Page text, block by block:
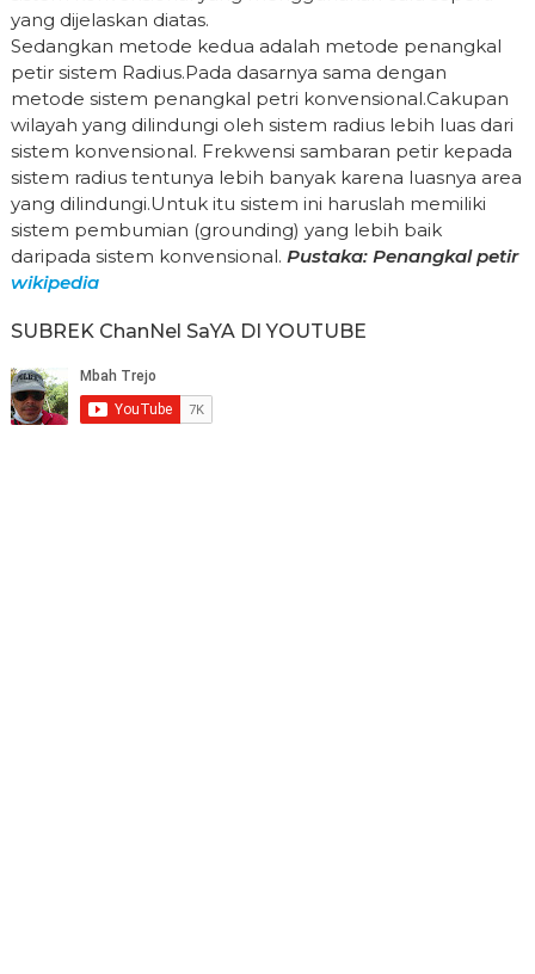
yang dijelaskan diatas.
Sedangkan metode kedua adalah metode penangkal
petir sistem Radius.Pada dasarnya sama dengan
metode sistem penangkal petri konvensional.Cakupan
wilayah yang dilindungi oleh sistem radius lebih luas dari
sistem konvensional. Frekwensi sambaran petir kepada
sistem radius tentunya lebih banyak karena luasnya area
yang dilindungi.Untuk itu sistem ini haruslah memiliki
sistem pembumian (grounding) yang lebih baik
daripada sistem konvensional. Pustaka: Penangkal petir
wikipedia
SUBREK ChanNel SaYA DI YOUTUBE